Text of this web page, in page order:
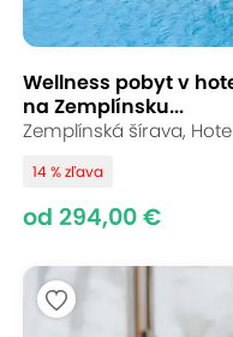
Wellness pobyt v
na Zemplínsku...
Zemplínská šírava,
14 % zľava
od 294,00 €